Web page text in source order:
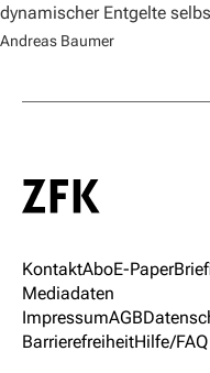
dynamischer Entgelte
Andreas Baumer
KontaktAboE-Paper
Mediadaten
ImpressumAGB
BarrierefreiheitHilfe/FAQ